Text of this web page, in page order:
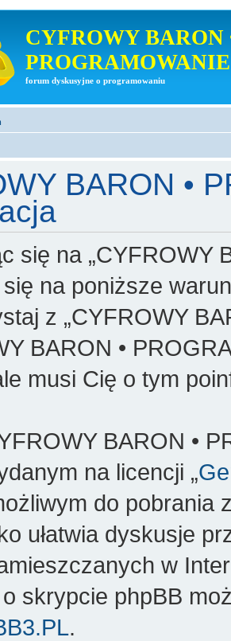
CYFROWY BARON
PROGRAMOWANIE
forum dyskusyjne o programowaniu
BARON •
się na „CYFROWY
na poniższe
z „CYFROWY
BARON •
musi Cię o tym
BARON •
na licencji „
do pobrania
ułatwia dyskusje
w
skrypcie phpBB
.